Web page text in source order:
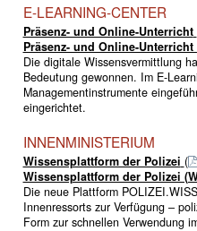
E-LEARNING-CENTER
Präsenz- und Online-Unterricht
Präsenz- und Online-Unterricht
Die digitale Wissensvermittlung
Bedeutung gewonnen. Im E-
Managementinstrumente
eingerichtet.
INNENMINISTERIUM
Wissensplattform der Polizei (
Wissensplattform der Polizei
Die neue Plattform
Innenressorts zur Verfügung –
Form zur schnellen Verwendung